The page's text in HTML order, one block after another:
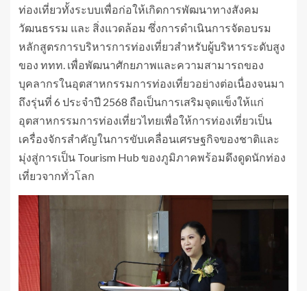
ท่องเที่ยวทั้งระบบเพื่อก่อให้เกิดการพัฒนาทางสังคม
วัฒนธรรม และ สิ่งแวดล้อม ซึ่งการดำเนินการจัดอบรม
หลักสูตรการบริหารการท่องเที่ยวสำหรับผู้บริหารระดับสูง
ของ ททท. เพื่อพัฒนาศักยภาพและความสามารถของ
บุคลากรในอุตสาหกรรมการท่องเที่ยวอย่างต่อเนื่องจนมา
ถึงรุ่นที่ 6 ประจำปี 2568 ถือเป็นการเสริมจุดแข็งให้แก่
อุตสาหกรรมการท่องเที่ยวไทยเพื่อให้การท่องเที่ยวเป็น
เครื่องจักรสำคัญในการขับเคลื่อนเศรษฐกิจของชาติและ
มุ่งสู่การเป็น Tourism Hub ของภูมิภาคพร้อมดึงดูดนักท่อง
เที่ยวจากทั่วโลก